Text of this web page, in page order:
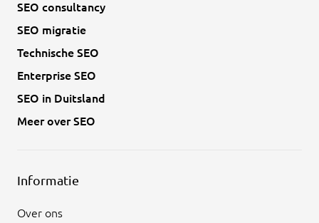
SEO consultancy
SEO migratie
Technische SEO
Enterprise SEO
SEO in Duitsland
Meer over SEO
Informatie
Over ons